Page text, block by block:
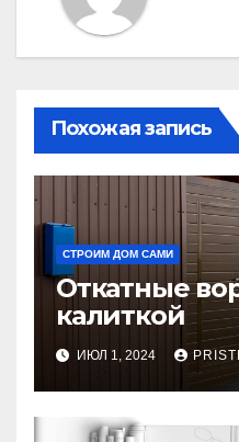
Похожая запись
СТРОИМ ДОМ САМИ
Откатные
калиткой
ИЮЛ 1, 2024